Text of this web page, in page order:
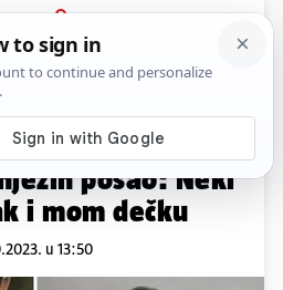
PRIJAVA
Lifestyle Komentari
opisala je
posao: Neki
i mom dečku
u 13:50